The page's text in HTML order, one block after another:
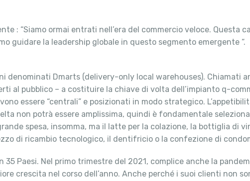
: “Siamo ormai entrati nell’era del commercio veloce. Questa
guidare la leadership globale in questo segmento emergente “.
denominati Dmarts (delivery-only local warehouses). Chiamati
al pubblico – a costituire la chiave di volta dell’impianto q-
essere “centrali” e posizionati in modo strategico.
non potrà essere amplissima, quindi è fondamentale
spesa, insomma, ma il latte per la colazione, la bottiglia di
di ricambio tecnologico, il dentifricio o la confezione di
Paesi. Nel primo trimestre del 2021, complice anche la
crescita nel corso dell’anno. Anche perché i suoi clienti non